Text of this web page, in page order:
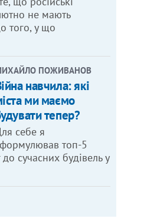
не мають
того, у що
ПОЖИВАНОВ
навчила: які
ми маємо
тепер?
себе я
топ-5
сучасних будівель у